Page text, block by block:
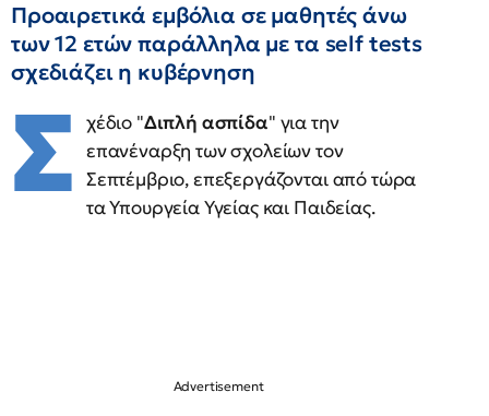
Προαιρετικά εμβόλια σε μαθητές άνω
των 12 ετών παράλληλα με τα self tests
σχεδιάζει η κυβέρνηση
Σ χέδιο "Διπλή ασπίδα" για την
επανέναρξη των σχολείων τον
Σεπτέμβριο, επεξεργάζονται από τώρα
τα Υπουργεία Υγείας και Παιδείας.